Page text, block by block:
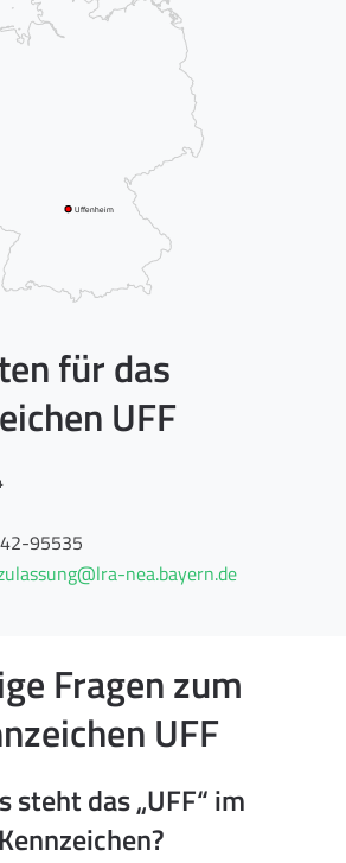
Uffenheim
für das
UFF
95535
nea.bayern.de
Fragen zum
UFF
steht das „UFF“ im
Kennzeichen?